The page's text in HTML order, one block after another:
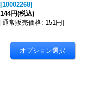
[10002268]
144円(税込)
[通常販売価格: 151円]